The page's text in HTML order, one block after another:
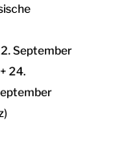
September
24.